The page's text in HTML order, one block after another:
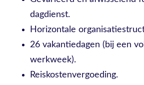
dagdienst.
Horizontale
26 vakantiedagen (bij een
werkweek).
Reiskostenvergoeding.